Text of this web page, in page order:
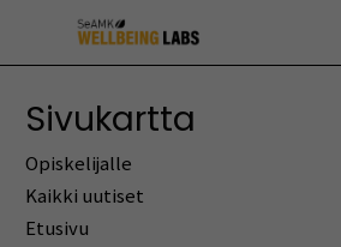
Sivukartta
Opiskelijalle
Kaikki uutiset
Etusivu